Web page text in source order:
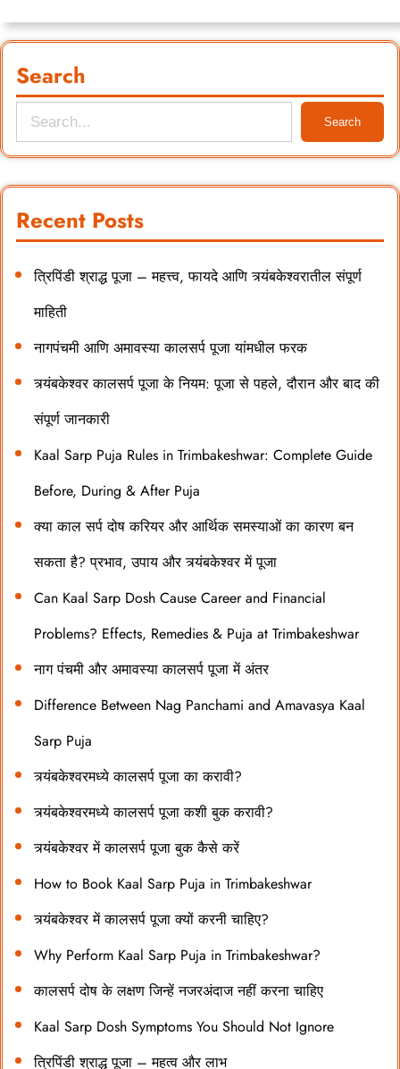
Search
e
c
Search
Recent Posts
त्रिपिंडी श्राद्ध पूजा – महत्त्व, फायदे आणि त्र्यंबकेश्वरातील संपूर्ण
माहिती
नागपंचमी आणि अमावस्या कालसर्प पूजा यांमधील फरक
त्र्यंबकेश्वर कालसर्प पूजा के नियम: पूजा से पहले, दौरान और बाद की
संपूर्ण जानकारी
Kaal Sarp Puja Rules in Trimbakeshwar: Complete Guide
Before, During & After Puja
क्या काल सर्प दोष करियर और आर्थिक समस्याओं का कारण बन
सकता है? प्रभाव, उपाय और त्र्यंबकेश्वर में पूजा
Can Kaal Sarp Dosh Cause Career and Financial
Problems? Effects, Remedies & Puja at Trimbakeshwar
नाग पंचमी और अमावस्या कालसर्प पूजा में अंतर
Difference Between Nag Panchami and Amavasya Kaal
Sarp Puja
त्र्यंबकेश्वरमध्ये कालसर्प पूजा का करावी?
त्र्यंबकेश्वरमध्ये कालसर्प पूजा कशी बुक करावी?
त्र्यंबकेश्वर में कालसर्प पूजा बुक कैसे करें
How to Book Kaal Sarp Puja in Trimbakeshwar
त्र्यंबकेश्वर में कालसर्प पूजा क्यों करनी चाहिए?
Why Perform Kaal Sarp Puja in Trimbakeshwar?
कालसर्प दोष के लक्षण जिन्हें नजरअंदाज नहीं करना चाहिए
Kaal Sarp Dosh Symptoms You Should Not Ignore
त्रिपिंडी श्राद्ध पूजा – महत्व और लाभ